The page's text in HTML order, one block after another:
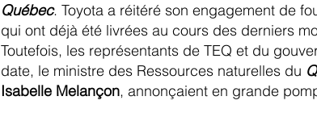
Québec. Toyota a réitéré son engagement de
qui ont déjà été livrées au cours des derniers
Toutefois, les représentants de TEQ et du
date, le ministre des Ressources naturelles du
Isabelle Melançon, annonçaient en grande